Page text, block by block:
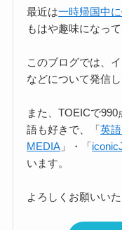
最近は一時帰国中
もはや趣味になって
このブログでは、
などについて発信し
また、TOEICで
語も好きで、「英
MEDIA 」・「
います。
よろしくお願いい